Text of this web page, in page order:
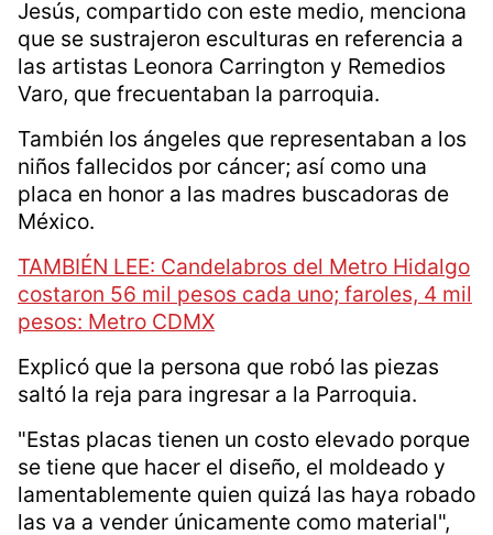
Especial
Por ello intentarán reponer las piezas, aunque
no se recuperen las originales.
En un recorrido realizado por el padre José de
Jesús, compartido con este medio, menciona
que se sustrajeron esculturas en referencia a
las artistas Leonora Carrington y Remedios
También los ángeles que representaban a los
niños fallecidos por cáncer; así como una
placa en honor a las madres buscadoras de
México.
TAMBIÉN LEE: Candelabros del Metro Hidalgo
costaron 56 mil pesos cada uno; faroles, 4 mil
pesos: Metro CDMX
Explicó que la persona que robó las piezas